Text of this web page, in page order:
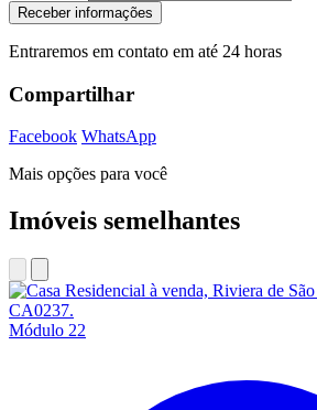
Receber informações
Entraremos em contato em até 24 horas
Compartilhar
Facebook WhatsApp
Mais opções para você
Imóveis semelhantes
Módulo 22